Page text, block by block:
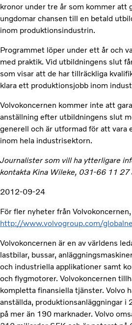
kronor under tre år som kommer att
ungdomar chansen till en betald
inom produktionsindustrin.
Programmet löper under ett år och
med praktik. Vid utbildningens slut
som visar att de har tillräckliga
klara ett produktionsjobb inom
Volvokoncernen kommer inte att
anställning efter utbildningens slut
generell och är utformad för att vara
inom hela industrisektorn.
Journalister som vill ha ytterligare
kontakta Kina Wileke, 031-66 11
2012-09-24
För fler nyheter från
http://www.volvogroup.com/
Volvokoncernen är en av världens
lastbilar, bussar,
och industriella applikationer samt
och flygmotorer. Volvokoncernen
kompletta finansiella tjänster. Volvo
anställda, produktionsanläggningar i
på mer än 190 marknader. Volvo